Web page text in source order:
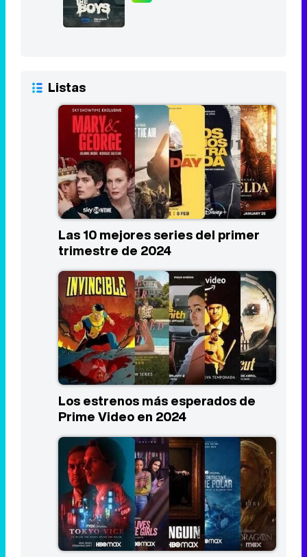
Listas
Las 10 mejores series del primer
trimestre de 2024
Los estrenos más esperados de
Prime Video en 2024